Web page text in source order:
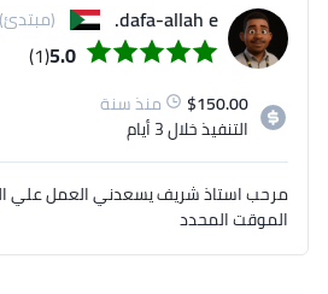
dafa-allah e. (مبتدئ)
5.0
(1)
$150.00
منذ سنة
التنفيذخلال 3 أيام
مرحب استاذ شريف يسعدني العمل علي
الموقت المحدد